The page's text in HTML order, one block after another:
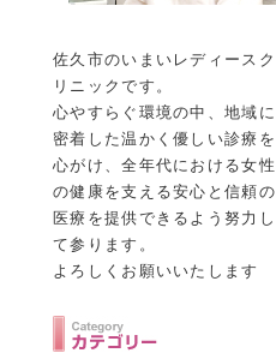
佐久市のいまいレディースク
リニックです。
心やすらぐ環境の中、地域に
密着した温かく優しい診療を
心がけ、全年代における女性
の健康を支える安心と信頼の
医療を提供できるよう努力し
て参ります。
よろしくお願いいたします